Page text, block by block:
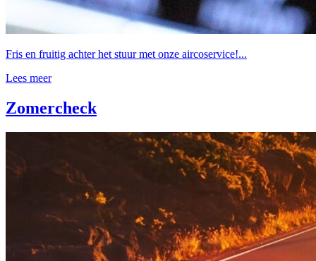
Fris en fruitig achter het stuur met onze aircoservice!...
Lees meer
Zomercheck